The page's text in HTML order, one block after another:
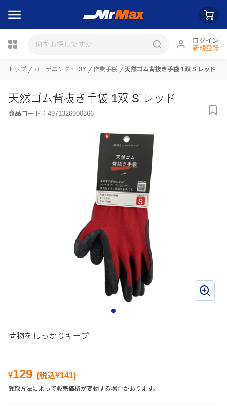
ログイン
新規登録
瓶詰
トップ ガーデニング・DIY 作業手袋 天然ゴム背抜き手袋 1双 S レッド
天然ゴム背抜き手袋 1双 S レッド
商品コード： 4971326900366
荷物をしっかりキープ
¥129 (税込¥141)
受取方法によって販売価格が変動する場合があります。